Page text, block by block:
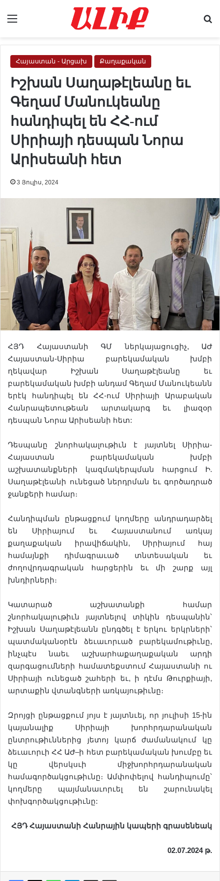
Հայաստան - Արցախ Քաղաքական
Իշխան Սաղաթէլեանը եւ
Գեղամ Մանուկեանը
հանդիպել են ՀՀ-ում
Սիրիայի դեսպան Նորա
Արիսեանի հետ
3 Յուլիս, 2024
ՀՅԴ Հայաստանի ԳՄ ներկայացուցիչ, ԱԺ
Հայաստան-Սիրիա բարեկամական խմբի
ղեկավար Իշխան Սաղաթէլեանը եւ
բարեկամական խմբի անդամ Գեղամ Մանուկեանն
երէկ հանդիպել են ՀՀ-ում Սիրիայի Արաբական
Հանրապետութեան արտակարգ եւ լիազօր
դեսպան Նորա Արիսեանի հետ:
Դեսպանը շնորհակալութիւն է յայտնել Սիրիա-
Հայաստան բարեկամական խմբի
աշխատանքների կազմակերպման հարցում Ի.
Սաղաթէլեանի ունեցած ներդրման եւ գործադրած
ջանքերի համար։
Հանդիպման ընթացքում կողմերը անդրադարձել
են Սիրիայում եւ Հայաստանում առկայ
քաղաքական իրավիճակին, Սիրիայում հայ
համայնքի դիմագրաւած տնտեսական եւ
ժողովրդագրական հարցերին եւ մի շարք այլ
խնդիրների։
Կատարած աշխատանքի համար
շնորհակալութիւն յայտնելով տիկին դեսպանին՝
Իշխան Սաղաթէլեանն ընդգծել է երկու երկրների՝
պատմականօրէն ձեւաւորւած բարեկամութիւնը,
ինչպէս նաեւ աշխարհաքաղաքական արդի
զարգացումների համատեքստում Հայաստանի ու
Սիրիայի ունեցած շահերի եւ, ի դէմս Թուրքիայի,
արտաքին վտանգների առկայութիւնը։
Զրոյցի ընթացքում յոյս է յայտնւել, որ յուլիսի 15-ին
կայանալիք Սիրիայի խորհրդարանական
ընտրութիւններից յետոյ կարճ ժամանակում կը
ձեւաւորւի ՀՀ ԱԺ–ի հետ բարեկամական խումբը եւ
կը վերսկսւի միջխորհրդարանական
համագործակցութիւնը։ Ամփոփելով հանդիպումը՝
կողմերը պայմանաւորւել են շարունակել
փոխգործակցութիւնը:
ՀՅԴ Հայաստանի Հանրային կապերի գրասենեակ
02.07.2024 թ.